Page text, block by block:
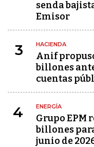
senda
Emisor
3 HACIENDA
Anif
billones
cuentas
4 ENERGÍA
Grupo EPM
billones
junio de